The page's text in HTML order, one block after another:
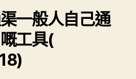
一般人自己通
工具(